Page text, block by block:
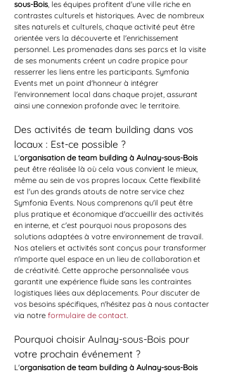
sous-Bois, les équipes profitent d'une ville riche en
contrastes culturels et historiques. Avec de nombreux
sites naturels et culturels, chaque activité peut être
orientée vers la découverte et l'enrichissement
personnel. Les promenades dans ses parcs et la visite
de ses monuments créent un cadre propice pour
resserrer les liens entre les participants. Symfonia
Events met un point d'honneur à intégrer
l'environnement local dans chaque projet, assurant
ainsi une connexion profonde avec le territoire.
Des activités de team building dans vos
locaux : Est-ce possible ?
L'organisation de team building à Aulnay-sous-Bois
peut être réalisée là où cela vous convient le mieux,
même au sein de vos propres locaux. Cette flexibilité
est l'un des grands atouts de notre service chez
Symfonia Events. Nous comprenons qu'il peut être
plus pratique et économique d'accueillir des activités
en interne, et c'est pourquoi nous proposons des
solutions adaptées à votre environnement de travail.
Nos ateliers et activités sont conçus pour transformer
n'importe quel espace en un lieu de collaboration et
de créativité. Cette approche personnalisée vous
garantit une expérience fluide sans les contraintes
logistiques liées aux déplacements. Pour discuter de
vos besoins spécifiques, n'hésitez pas à nous contacter
via notre formulaire de contact.
Pourquoi choisir Aulnay-sous-Bois pour
votre prochain événement ?
L'organisation de team building à Aulnay-sous-Bois